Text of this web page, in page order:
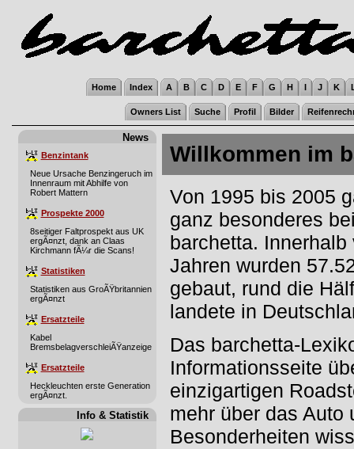
Home Index A B C D E F G H I J K
Owners List Suche Profil Bilder
News
Benzintank
Neue Ursache Benzingeruch im
Innenraum mit Abhilfe von
Robert Mattern
Prospekte 2000
8seitiger Faltprospekt aus UK
ergÃ¤nzt, dank an Claas
Kirchmann fÃ¼r die Scans!
Statistiken
Statistiken aus GroÃŸbritannien
ergÃ¤nzt
Ersatzteile
Kabel
BremsbelagverschleiÃŸanzeige
Ersatzteile
Heckleuchten erste Generation
ergÃ¤nzt.
Info & Statistik
Willkommen im
Von 1995 bis 2005
ganz besonderes
barchetta.
Jahren wurden
gebaut, rund die
landete in
Das barchetta-
Informationsseite
einzigartigen
mehr über das Auto
Besonderheiten